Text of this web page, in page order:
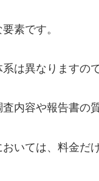
素です。
は異なりますの
内容や報告書の
いては、料金だ